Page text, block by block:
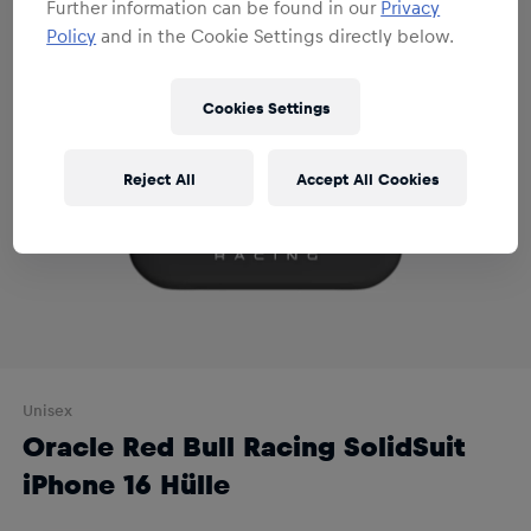
Unisex
Oracle Red Bull Racing SolidSuit
iPhone 16 Hülle
Further information can be found in our Privacy
Policy and in the Cookie Settings directly below.
Cookies Settings
Reject All Accept All Cookies